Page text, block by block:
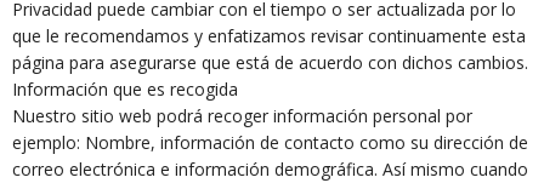
Privacidad puede cambiar con el tiempo o ser actualizada por lo
que le recomendamos y enfatizamos revisar continuamente esta
página para asegurarse que está de acuerdo con dichos cambios.
Información que es recogida
Nuestro sitio web podrá recoger información personal por
ejemplo: Nombre, información de contacto como su dirección de
correo electrónica e información demográfica. Así mismo cuando